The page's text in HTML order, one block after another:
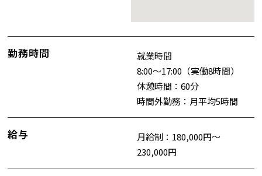
勤務時間
就業時間
8:00～17:00（実働8時間）
休憩時間：60分
時間外勤務：月平均5時間
給与
月給制：180,000円～
230,000円